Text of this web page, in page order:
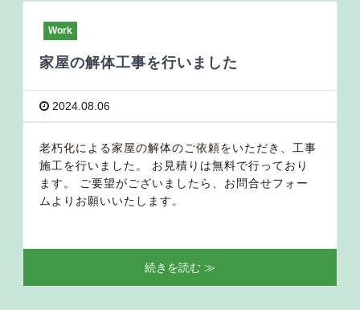
Work
家屋の解体工事を行いました
2024.08.06
老朽化による家屋の解体のご依頼をいただき、工事
施工を行いました。 お見積りは無料で行っており
ます。 ご要望がございましたら、お問合せフォー
ムよりお願いいたします。
続きを読む ≫